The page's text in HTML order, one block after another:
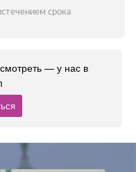
срока
— у нас в